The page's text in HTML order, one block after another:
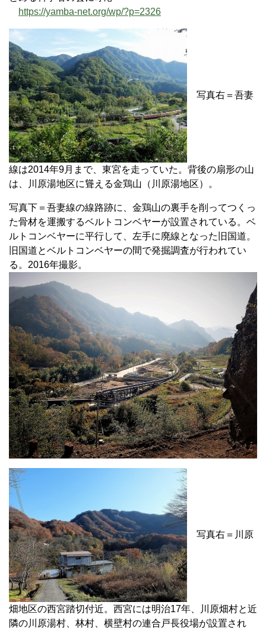
https://yamba-net.org/wp/?p=2326
写真右＝吾妻
線は2014年9月まで、東宮を走っていた。背後の扇形の山
は、川原湯地区に聳える金鶏山（川原湯地区）。
写真下＝吾妻線の線路跡に、金鶏山の裏手を削ってつくっ
た骨材を運搬するベルトコンベヤーが設置されている。ベ
ルトコンベヤーに平行して、左手に廃線となった旧国道。
旧国道とベルトコンベヤーの間で発掘調査が行われてい
る。2016年撮影。
写真右＝川原
畑地区の西宮踏切付近。西宮には明治17年、川原畑村と近
隣の川原湯村、林村、横壁村の連合戸長役場が設置され